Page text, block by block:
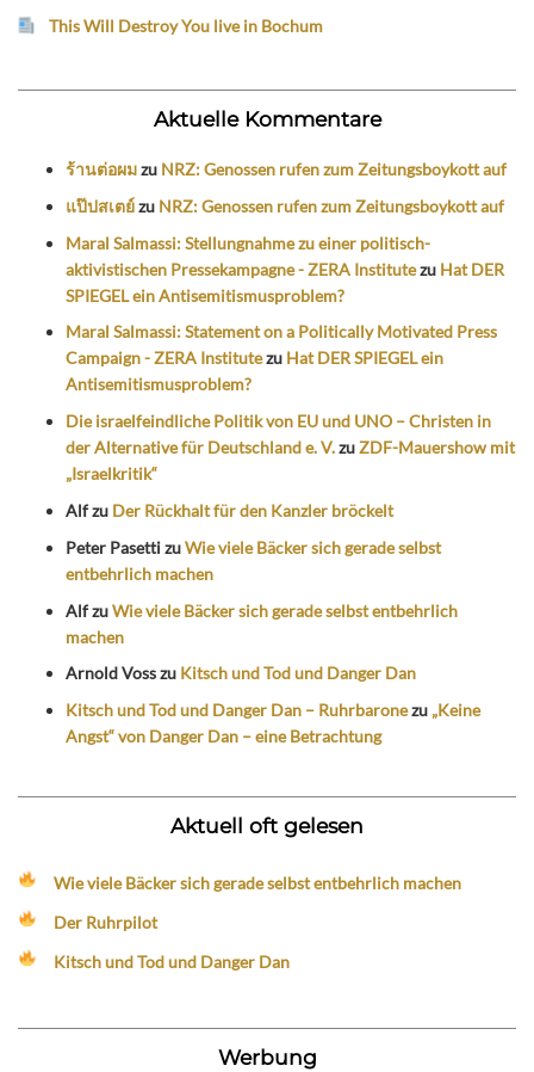
This Will Destroy You live in Bochum
Aktuelle Kommentare
ร้านต่อผมzu NRZ: Genossen rufen zum Zeitungsboykott auf
แป๊ปสเตย์zu NRZ: Genossen rufen zum Zeitungsboykott auf
Maral Salmassi: Stellungnahme zu einer politisch-
aktivistischen Pressekampagne - ZERA Institutezu Hat DER
SPIEGEL ein Antisemitismusproblem?
Maral Salmassi: Statement on a Politically Motivated Press
Campaign - ZERA Institutezu Hat DER SPIEGEL ein
Antisemitismusproblem?
Die israelfeindliche Politik von EU und UNO – Christen in
der Alternative für Deutschland e. V.zuZDF-Mauershow mit
„Israelkritik“
Alfzu Der Rückhalt für den Kanzler bröckelt
Peter PasettizuWie viele Bäcker sich gerade selbst
entbehrlich machen
AlfzuWie viele Bäcker sich gerade selbst entbehrlich
machen
Arnold Vosszu Kitsch und Tod und Danger Dan
Kitsch und Tod und Danger Dan – Ruhrbaronezu „Keine
Angst“ von Danger Dan – eine Betrachtung
Aktuell oft gelesen
Wie viele Bäcker sich gerade selbst entbehrlich machen
Der Ruhrpilot
Kitsch und Tod und Danger Dan
Werbung